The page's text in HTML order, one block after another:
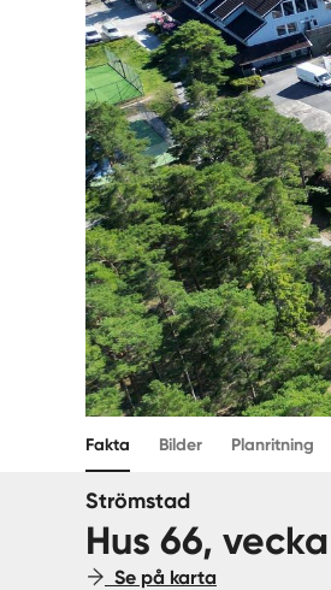
Fakta Bilder Planritning
Strömstad
Hus 66,
Se på karta